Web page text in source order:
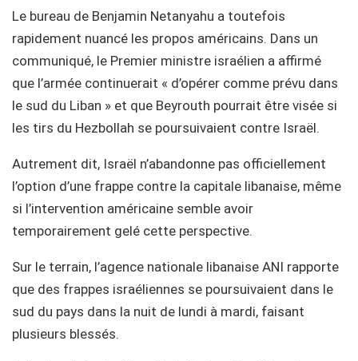
Le bureau de Benjamin Netanyahu a toutefois
rapidement nuancé les propos américains. Dans un
communiqué, le Premier ministre israélien a affirmé
que l’armée continuerait « d’opérer comme prévu dans
le sud du Liban » et que Beyrouth pourrait être visée si
les tirs du Hezbollah se poursuivaient contre Israël.
Autrement dit, Israël n’abandonne pas officiellement
l’option d’une frappe contre la capitale libanaise, même
si l’intervention américaine semble avoir
temporairement gelé cette perspective.
Sur le terrain, l’agence nationale libanaise ANI rapporte
que des frappes israéliennes se poursuivaient dans le
sud du pays dans la nuit de lundi à mardi, faisant
plusieurs blessés.